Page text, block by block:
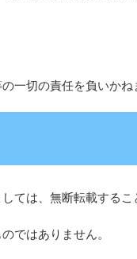
一切の責任を負いかね
ては、無断転載するこ
ではありません。